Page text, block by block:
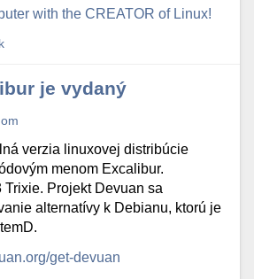
with the CREATOR of Linux!
je vydaný
verzia linuxovej distribúcie
menom Excalibur.
Projekt Devuan sa
alternatívy k Debianu, ktorú je
get-devuan